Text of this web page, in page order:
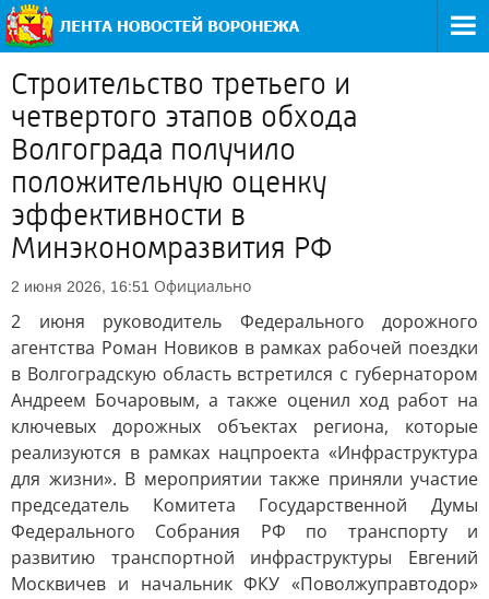
Строительство третьего и
четвертого этапов обхода
Волгограда получило
положительную оценку
эффективности в
Минэкономразвития РФ
2 июня 2026, 16:51 Официально
2 июня руководитель Федерального дорожного
агентства Роман Новиков в рамках рабочей поездки
в Волгоградскую область встретился с губернатором
Андреем Бочаровым, а также оценил ход работ на
ключевых дорожных объектах региона, которые
реализуются в рамках нацпроекта «Инфраструктура
для жизни». В мероприятии также приняли участие
председатель Комитета Государственной Думы
Федерального Собрания РФ по транспорту и
развитию транспортной инфраструктуры Евгений
Москвичев и начальник ФКУ «Поволжуправтодор»